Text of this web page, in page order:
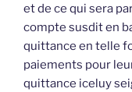
et de ce qui sera
compte susdit en
quittance en telle
paiements pour
quittance iceluy